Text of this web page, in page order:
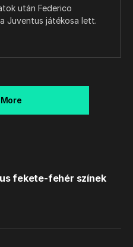
után Federico
Juventus játékosa lett.
fekete-fehér színek